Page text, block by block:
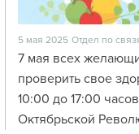
5 мая 2025 Отдел по
7 мая всех
проверить свое
10:00 до 17:00
Октябрьской